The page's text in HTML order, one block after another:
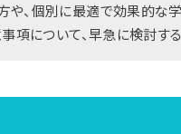
、個別に最適で効果的な
項について、早急に検討す